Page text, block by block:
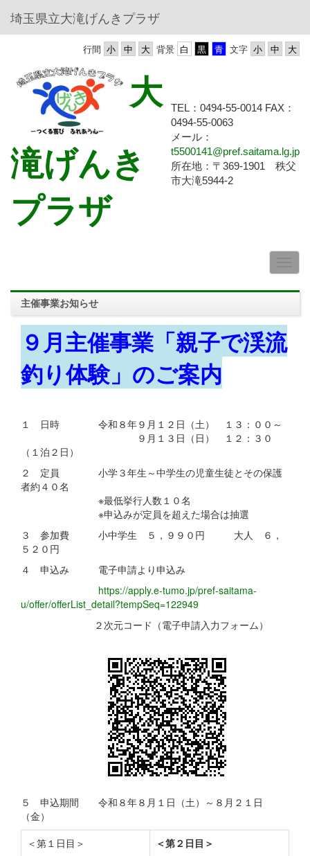
埼玉県立大滝げんきプラザ
文字
背景
行間
大
滝げんき
プラザ
TEL：0494-55-0014 FAX：
0494-55-0063
メール：
t5500141@pref.saitama.lg.jp
所在地：〒369-1901 秩父
市大滝5944-2
主催事業お知らせ
９月主催事業「親子で渓流
釣り体験」のご案内
１ 日時 令和８年９月１２日（土） １３：００～
９月１３日（日） １２：３０
（１泊２日）
２ 定員 小学３年生～中学生の児童生徒とその保護
者約４０名
※最低挙行人数１０名
※申込みが定員を超えた場合は抽選
３ 参加費 小中学生 ５，９９０円 大人 ６，
５２０円
４ 申込み 電子申請より申込み
https://apply.e-tumo.jp/pref-saitama-
u/offer/offerList_detail?tempSeq=122949
２次元コード（電子申請入力フォーム）
５ 申込期間 令和８年８月１日（土）～８月２１日
（金）
＜第１日目＞
＜第２日目＞